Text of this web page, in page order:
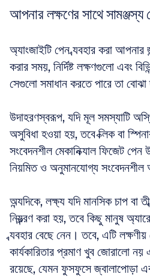
আপনার লক্ষণের সাথে সামঞ্জস্য
অ্যাংজাইটি পেন ব্যবহার করা আপনার
করার সময়, নির্দিষ্ট লক্ষণগুলো এবং
সেগুলো সমাধান করতে পারে তা বোঝা
উদাহরণস্বরূপ, যদি মূল সমস্যাটি
অসুবিধা হওয়া হয়, তবে ক্লিক বা
সংবেদনশীল মেকানিক্যাল ফিজেট
নিয়মিত ও অনুমানযোগ্য
অন্যদিকে, লক্ষ্য যদি মানসিক চাপ বা
নিয়ন্ত্রণ করা হয়, তবে কিছু মানুষ
ব্যবহার বেছে নেন। তবে, এটি
কার্যকারিতার প্রমাণ খুব জোরালো
রয়েছে, যেমন ফুসফুসে জ্বালাপোড়া